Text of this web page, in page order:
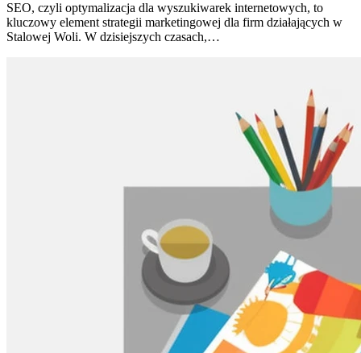
SEO, czyli optymalizacja dla wyszukiwarek internetowych, to
kluczowy element strategii marketingowej dla firm działających w
Stalowej Woli. W dzisiejszych czasach,…